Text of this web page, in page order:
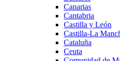
Canarias
Cantabria
Castilla y León
Castilla-La
Cataluña
Ceuta